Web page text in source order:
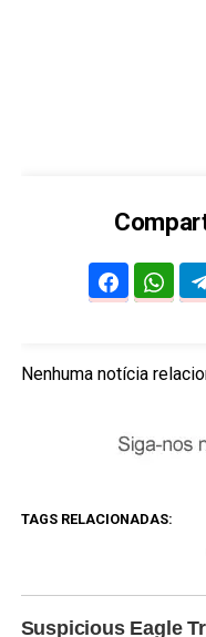
Nenhuma notícia
TAGS RELACIONADAS: